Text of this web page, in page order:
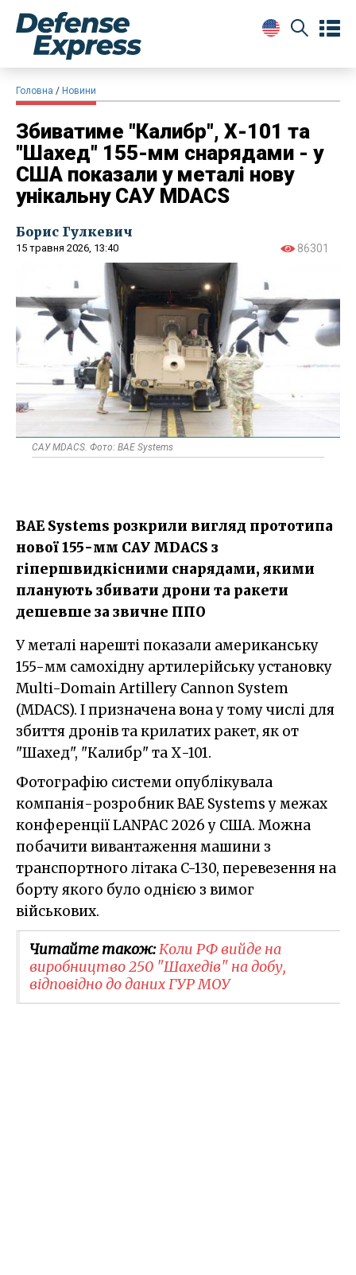
Головна Новини
Збиватиме "Калибр", Х-101 та
"Шахед" 155-мм снарядами - у
США показали у металі нову
унікальну САУ MDACS
Борис Гулкевич
15 травня 2026, 13:40 86301
САУ MDACS. Фото: BAE Systems
BAE Systems розкрили вигляд прототипа
нової 155-мм САУ MDACS з
гіпершвидкісними снарядами, якими
планують збивати дрони та ракети
дешевше за звичне ППО
У металі нарешті показали американську
155-мм самохідну артилерійську установку
Multi-Domain Artillery Cannon System
(MDACS). І призначена вона у тому числі для
збиття дронів та крилатих ракет, як от
"Шахед", "Калибр" та Х-101.
Фотографію системи опублікувала
компанія-розробник BAE Systems у межах
конференції LANPAC 2026 у США. Можна
побачити вивантаження машини з
транспортного літака C-130, перевезення на
борту якого було однією з вимог
військових.
Читайте також:Коли РФ вийде на
виробництво 250 "Шахедів" на добу,
відповідно до даних ГУР МОУ